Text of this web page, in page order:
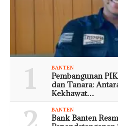
1 BANTEN
Pembangunan
dan Tanara:
Kekhawat…
BANTEN
Bank Banten